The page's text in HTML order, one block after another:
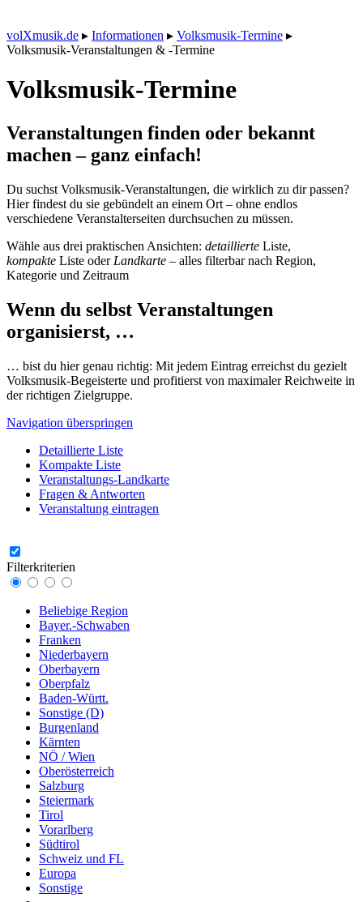
volXmusik.de ▸ Informationen ▸ Volksmusik-Termine ▸
Volksmusik-Veranstaltungen & -Termine
Volksmusik-Termine
Veranstaltungen finden oder bekannt
machen – ganz einfach!
Du suchst Volksmusik-Veranstaltungen, die wirklich zu dir passen?
Hier findest du sie gebündelt an einem Ort – ohne endlos
verschiedene Veranstalterseiten durchsuchen zu müssen.
Wähle aus drei praktischen Ansichten: detaillierte Liste,
kompakte Liste oder Landkarte – alles filterbar nach Region,
Kategorie und Zeitraum
Wenn du selbst Veranstaltungen
organisierst, …
… bist du hier genau richtig: Mit jedem Eintrag erreichst du gezielt
Volksmusik-Begeisterte und profitierst von maximaler Reichweite in
der richtigen Zielgruppe.
Navigation überspringen
Detaillierte Liste
Kompakte Liste
Veranstaltungs-Landkarte
Fragen & Antworten
Veranstaltung eintragen
Filterkriterien
Beliebige Region
Bayer.-Schwaben
Franken
Niederbayern
Oberbayern
Oberpfalz
Baden-Württ.
Sonstige (D)
Burgenland
Kärnten
NÖ / Wien
Oberösterreich
Salzburg
Steiermark
Tirol
Vorarlberg
Südtirol
Schweiz und FL
Europa
Sonstige